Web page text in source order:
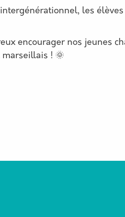
les
encourager nos jeunes
! 🌞